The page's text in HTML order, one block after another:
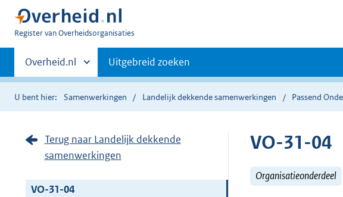
U
Register van Overheidsorganisaties
Primaire
navigatie
Andere
sites
binnen
Overheid.nl Uitgebreid zoeken
U bent hier: Samenwerkingen Landelijk dekkende samenwerkingen Passend
Terug naar Landelijk dekkende
samenwerkingen
VO-31-04
VO-31-04
Organisatieonderdeel